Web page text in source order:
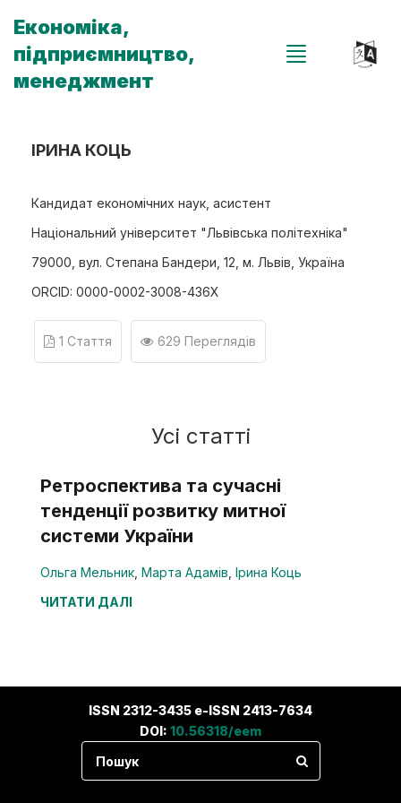
Економіка,
підприємництво,
менеджмент
ІРИНА КОЦЬ
Кандидат економічних наук, асистент
Національний університет "Львівська політехніка"
79000, вул. Степана Бандери, 12, м. Львів, Україна
ORCID: 0000-0002-3008-436X
1 Стаття 629 Переглядів
Усі статті
Ретроспектива та сучасні
тенденції розвитку митної
системи України
Ольга Мельник Марта Адамів Ірина Коць
ЧИТАТИ ДАЛІ
ISSN 2312-3435 e-ISSN 2413-7634
DOI: 10.56318/eem